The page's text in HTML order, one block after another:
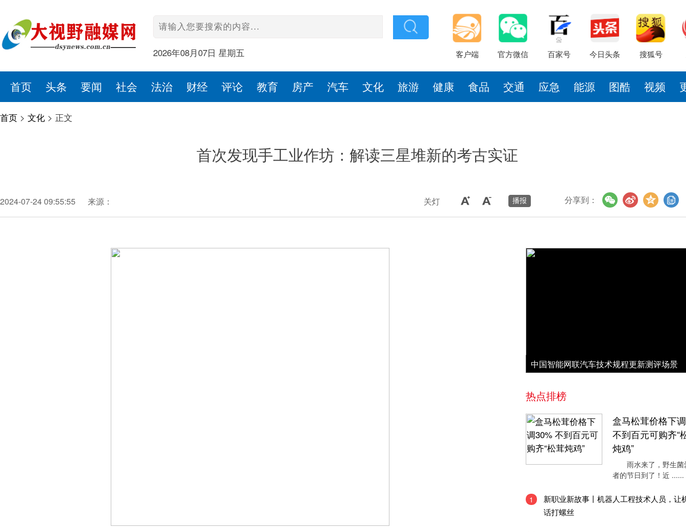
2026年08月07日 星期五 客户端 官方微信 百家号 今日头条 搜狐号
首页 头条 要闻 社会 法治 财经 评论 教育 房产 汽车 文化 旅游 健康 食品 交通 应急 能源 图酷 视频
首页 > 文化 > 正文
首次发现手工业作坊：解读三星堆新的考古实证
2024-07-24 09:55:55 来源： 关灯 分享到：
中国智能网联汽车技术规程更新测评场景
热点排榜
盒马松茸价格下
不到百元可购齐“
炖鸡”
雨水来了，野生菌
者的节日到了！近 ......
1
新职业新故事丨机器人工程技术人员，让
话打螺丝